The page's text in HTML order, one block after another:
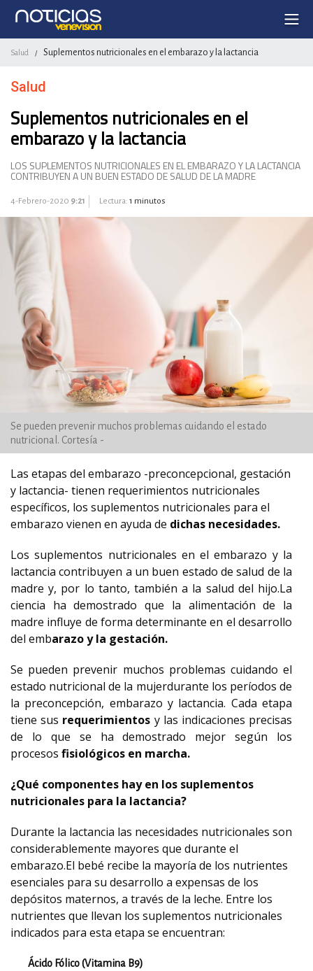
Salud / Suplementos nutricionales en el embarazo y la lactancia
Salud
Suplementos nutricionales en el
embarazo y la lactancia
LOS SUPLEMENTOS NUTRICIONALES EN EL EMBARAZO Y LA LACTANCIA
CONTRIBUYEN A UN BUEN ESTADO DE SALUD DE LA MADRE
4-Febrero-2020 9:21 Lectura: 1 minutos
Se pueden prevenir muchos problemas cuidando el estado
nutricional. Cortesía -
Las etapas del embarazo -preconcepcional, gestación
y lactancia- tienen requerimientos nutricionales
específicos, los suplementos nutricionales para el
embarazo vienen en ayuda de dichas necesidades.
Los suplementos nutricionales en el embarazo y la
lactancia contribuyen a un buen estado de salud de la
madre y, por lo tanto, también a la salud del hijo.La
ciencia ha demostrado que la alimentación de la
madre influye de forma determinante en el desarrollo
del embarazo y la gestación.
Se pueden prevenir muchos problemas cuidando el
estado nutricional de la mujerdurante los períodos de
la preconcepción, embarazo y lactancia. Cada etapa
tiene sus requerimientos y las indicaciones precisas
de lo que se ha demostrado mejor según los
procesos fisiológicos en marcha.
¿Qué componentes hay en los suplementos
nutricionales para la lactancia?
Durante la lactancia las necesidades nutricionales son
considerablemente mayores que durante el
embarazo.El bebé recibe la mayoría de los nutrientes
esenciales para su desarrollo a expensas de los
depósitos maternos, a través de la leche. Entre los
nutrientes que llevan los suplementos nutricionales
indicados para esta etapa se encuentran:
Ácido Fólico (Vitamina B9)